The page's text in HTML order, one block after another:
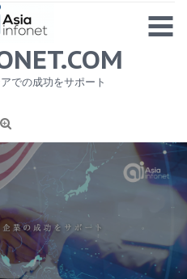
1
作権について
での成功をサポート